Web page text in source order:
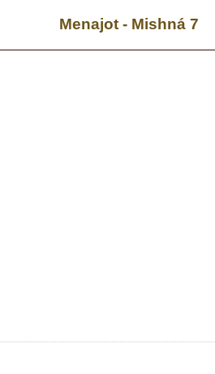
Menajot - Mishná 7